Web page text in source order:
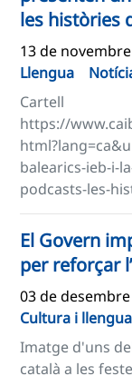
les històries
13 de
Llengua
Cartell
https://
balearics-ieb-i-
podcasts-les-
El Govern
per reforçar
03 de
Cultura i llengua
Imatge d'uns
català a les